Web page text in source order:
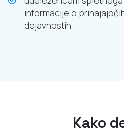
informacije o
dejavnostih
Kako